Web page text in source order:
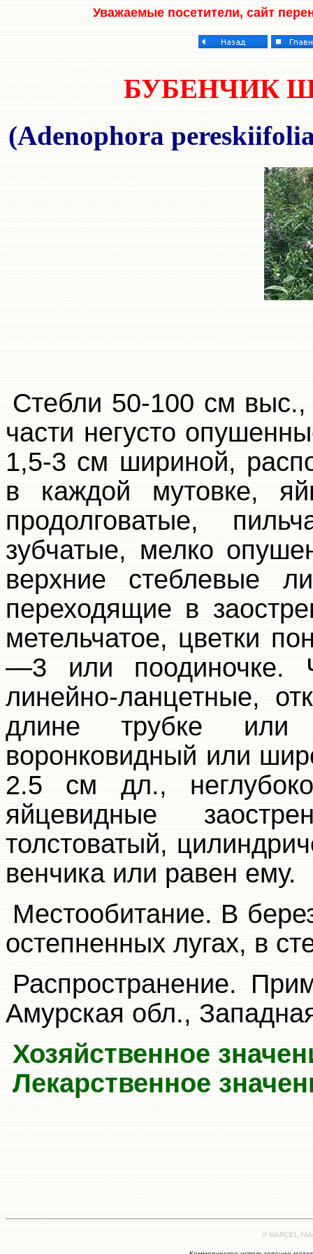
Уважаемые посетители, сайт
БУБЕНЧИК
(Adenophora
Стебли 50-100 см
части негусто
1,5-3 см шириной,
в каждой мутовке,
продолговатые,
зубчатые, мелко
верхние стеблевые
переходящие в
метельчатое, цветки
—3 или поодиночке.
линейно-ланцетные,
длине трубке
воронковидный или
2.5 см дл.,
яйцевидные
толстоватый,
венчика или равен ему.
Местообитание. В
остепненных лугах, в
Распространение.
Амурская обл.,
Хозяйственное
Лекарственное
© MARCEL